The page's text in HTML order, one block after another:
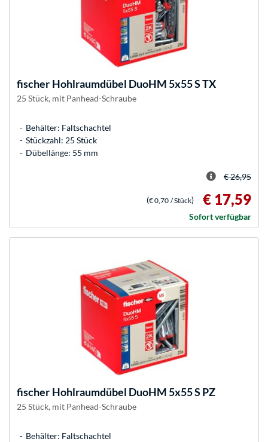
fischer Hohlraumdübel DuoHM 5x55 S TX
25 Stück, mit Panhead-Schraube
Behälter: Faltschachtel
Stückzahl: 25 Stück
Dübellänge: 55 mm
€ 26,95
(€ 0,70 / Stück) € 17,59
Sofort verfügbar
fischer Hohlraumdübel DuoHM 5x55 S PZ
25 Stück, mit Panhead-Schraube
Behälter: Faltschachtel